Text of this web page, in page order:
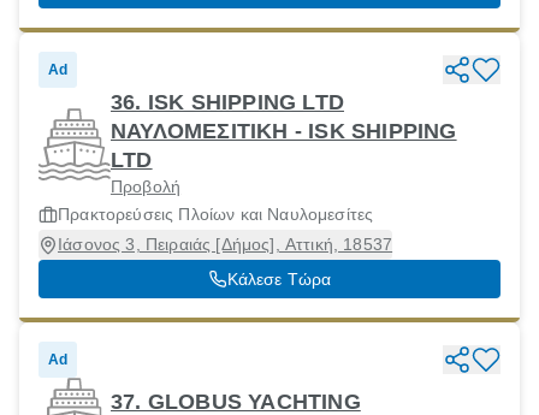
Ad
36. ISK SHIPPING LTD
ΝΑΥΛΟΜΕΣΙΤΙΚΗ - ISK SHIPPING
LTD
Προβολή
Πρακτορεύσεις Πλοίων και Ναυλομεσίτες
Ιάσονος 3, Πειραιάς [Δήμος], Αττική, 18537
Κάλεσε Τώρα
Ad
37. GLOBUS YACHTING